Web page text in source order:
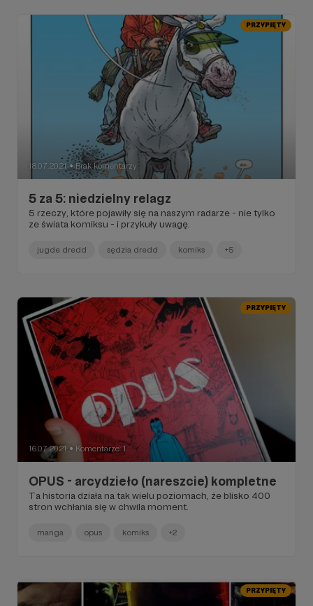
PRZYPIĘTY
18.07.2021 ● Brak komentarzy
5 za 5: niedzielny relagz
5 rzeczy, które pojawiły się na naszym radarze - nie tylko
ze świata komiksu - i przykuły uwagę.
jugde dredd sędzia dredd komiks +5
PRZYPIĘTY
16.07.2021 ● Komentarze: 1
OPUS - arcydzieło (nareszcie) kompletne
Ta historia działa na tak wielu poziomach, że blisko 400
stron wchłania się w chwila moment.
manga opus komiks +2
PRZYPIĘTY